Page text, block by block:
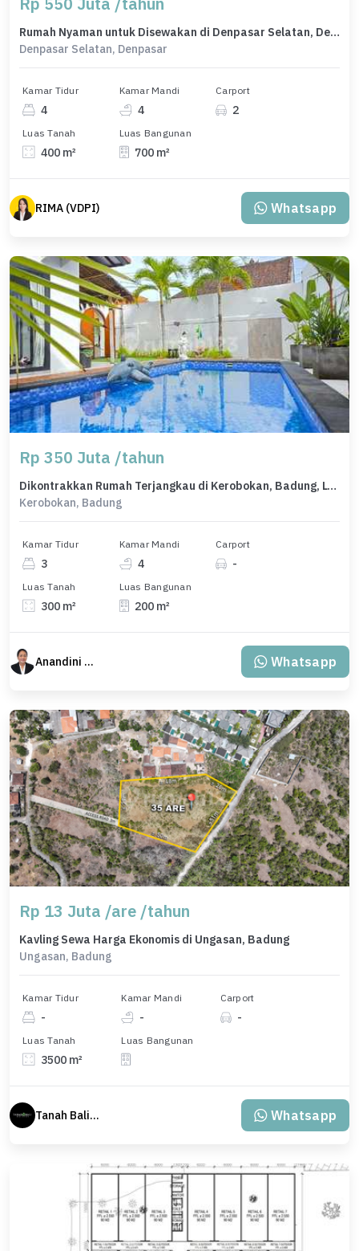
Rumah Nyaman untuk Disewakan di Denpasar Selatan, Denpasar, Harga 550 Juta /tahun
Denpasar Selatan, Denpasar
Kamar Tidur
4
Kamar Mandi
4
Carport
2
Luas Tanah
400 m²
Luas Bangunan
700 m²
RIMA (VDPI) Whatsapp
Rp 350 Juta /tahun
Dikontrakkan Rumah Terjangkau di Kerobokan, Badung, LT 300m²
Kerobokan, Badung
Kamar Tidur
3
Kamar Mandi
4
Carport
-
Luas Tanah
300 m²
Luas Bangunan
200 m²
Anandini Property Whatsapp
Rp 13 Juta /are /tahun
Kavling Sewa Harga Ekonomis di Ungasan, Badung
Ungasan, Badung
Kamar Tidur
-
Kamar Mandi
-
Carport
-
Luas Tanah
3500 m²
Luas Bangunan
Tanah Bali Real Estate Whatsapp